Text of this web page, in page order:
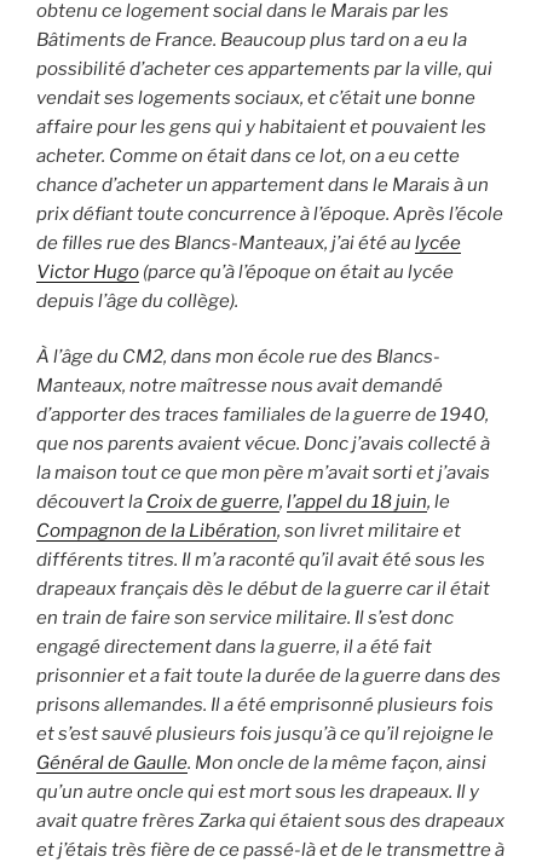
obtenu ce logement social dans le Marais par les
Bâtiments de France. Beaucoup plus tard on a eu la
possibilité d’acheter ces appartements par la ville, qui
vendait ses logements sociaux, et c’était une bonne
affaire pour les gens qui y habitaient et pouvaient les
acheter. Comme on était dans ce lot, on a eu cette
chance d’acheter un appartement dans le Marais à un
prix défiant toute concurrence à l’époque. Après l’école
de filles rue des Blancs-Manteaux, j’ai été au lycée
Victor Hugo (parce qu’à l’époque on était au lycée
depuis l’âge du collège).
À l’âge du CM2, dans mon école rue des Blancs-
Manteaux, notre maîtresse nous avait demandé
d’apporter des traces familiales de la guerre de 1940,
que nos parents avaient vécue. Donc j’avais collecté à
la maison tout ce que mon père m’avait sorti et j’avais
découvert la Croix de guerre, l’appel du 18 juin, le
Compagnon de la Libération, son livret militaire et
différents titres. Il m’a raconté qu’il avait été sous les
drapeaux français dès le début de la guerre car il était
en train de faire son service militaire. Il s’est donc
engagé directement dans la guerre, il a été fait
prisonnier et a fait toute la durée de la guerre dans des
prisons allemandes. Il a été emprisonné plusieurs fois
et s’est sauvé plusieurs fois jusqu’à ce qu’il rejoigne le
Général de Gaulle. Mon oncle de la même façon, ainsi
qu’un autre oncle qui est mort sous les drapeaux. Il y
avait quatre frères Zarka qui étaient sous des drapeaux
et j’étais très fière de ce passé-là et de le transmettre à